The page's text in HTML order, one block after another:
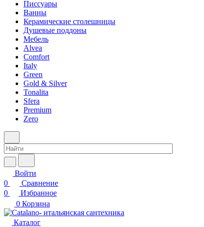
Писсуары
Ванны
Керамические столешницы
Душевые поддоны
Мебель
Alvea
Comfort
Italy
Green
Gold & Silver
Tonalita
Sfera
Premium
Zero
Войти
0
Сравнение
0
Избранное
0 Корзина
Каталог